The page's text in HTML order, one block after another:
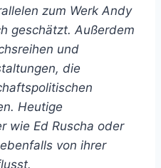
zum Werk Andy
geschätzt. Außerdem
und
die
Heutige
wie Ed Ruscha oder
von ihrer